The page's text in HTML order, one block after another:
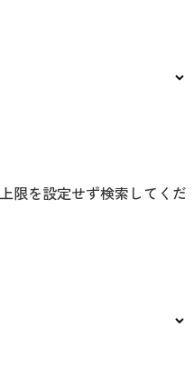
限を設定せず検索してくだ